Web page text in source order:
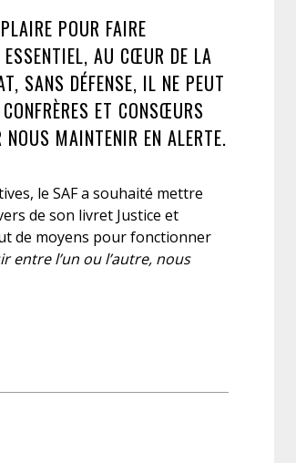
POUR FAIRE
ESSENTIEL, AU CŒUR DE LA
SANS DÉFENSE, IL NE PEUT
ET CONSŒURS
MAINTENIR EN ALERTE.
le SAF a souhaité mettre
de son livret Justice et
de moyens pour fonctionner
entre l’un ou l’autre, nous